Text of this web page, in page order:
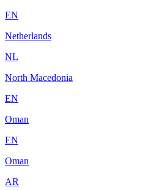
EN
Netherlands
NL
North Macedonia
EN
Oman
EN
Oman
AR